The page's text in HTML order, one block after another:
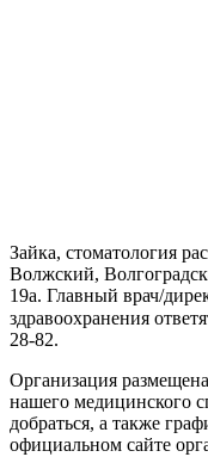
Зайка, стоматология
Волжский,
19а. Главный врач/
здравоохранения
28-82.
Организация
нашего медицинского
добраться, а также
официальном сайте